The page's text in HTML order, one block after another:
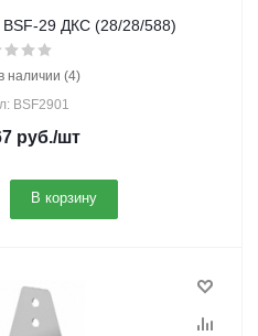
BSF-29 ДКС (28/28/588)
наличии (4)
BSF2901
руб./шт
В корзину